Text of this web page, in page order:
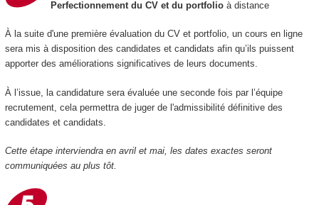
Perfectionnement du CV et du portfolio à distance
À la suite d'une première évaluation du CV et portfolio, un cours en ligne
sera mis à disposition des candidates et candidats afin qu’ils puissent
apporter des améliorations significatives de leurs documents.
À l’issue, la candidature sera évaluée une seconde fois par l’équipe
recrutement, cela permettra de juger de l'admissibilité définitive des
candidates et candidats.
Cette étape interviendra en avril et mai, les dates exactes seront
communiquées au plus tôt.